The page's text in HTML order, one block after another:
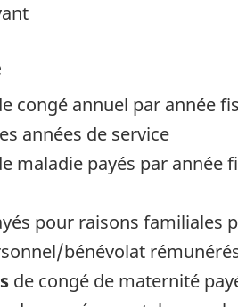
congé annuel par année
années de service
maladie payés par
pour raisons familiales
bénévolat
de congé de maternité